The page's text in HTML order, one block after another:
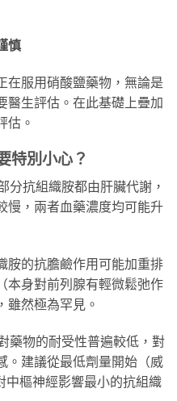
慎
在服用硝酸鹽藥物，無論是
醫生評估。在此基礎上疊加
估。
特別小心？
分抗組織胺都由肝臟代謝，
慢，兩者血藥濃度均可能升
胺的抗膽鹼作用可能加重排
本身對前列腺有輕微鬆弛作
雖然極為罕見。
藥物的耐受性普遍較低，對
。建議從最低劑量開始（威
中樞神經影響最小的抗組織